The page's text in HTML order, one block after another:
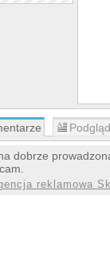
Podgląd
dobrze
reklamowa